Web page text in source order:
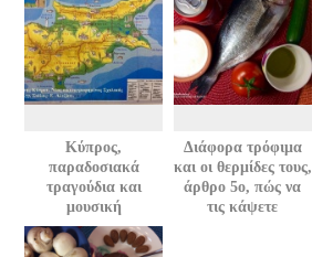
Κύπρος,
παραδοσιακά
τραγούδια και
μουσική
Διάφορα τρόφιμα
και οι θερμίδες τους,
άρθρο 5ο, πώς να
τις κάψετε